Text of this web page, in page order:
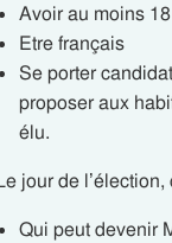
Avoir au moins
Etre français
Se porter
proposer aux
élu.
jour de
Qui peut devenir